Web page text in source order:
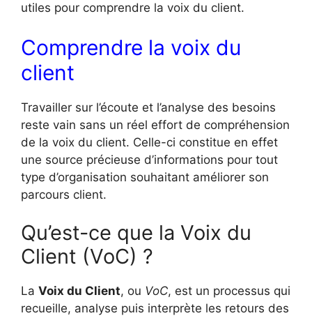
utiles pour comprendre la voix du client.
Comprendre la voix du
client
Travailler sur l’écoute et l’analyse des besoins
reste vain sans un réel effort de compréhension
de la voix du client. Celle-ci constitue en effet
une source précieuse d’informations pour tout
type d’organisation souhaitant améliorer son
parcours client.
Qu’est-ce que la Voix du
Client (VoC) ?
La Voix du Client, ou VoC, est un processus qui
recueille, analyse puis interprète les retours des